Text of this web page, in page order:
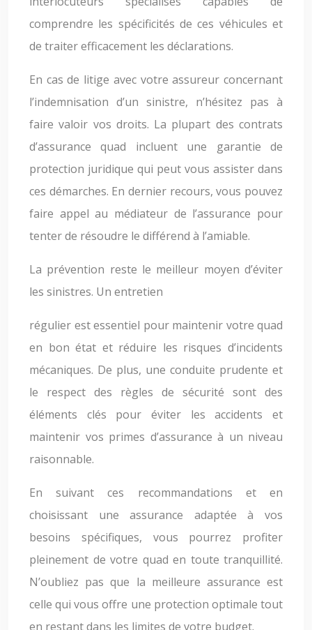
comprendre les spécificités de ces véhicules et
de traiter efficacement les déclarations.
En cas de litige avec votre assureur concernant
l’indemnisation d’un sinistre, n’hésitez pas à
faire valoir vos droits. La plupart des contrats
d’assurance quad incluent une garantie de
protection juridique qui peut vous assister dans
ces démarches. En dernier recours, vous pouvez
faire appel au médiateur de l’assurance pour
tenter de résoudre le différend à l’amiable.
La prévention reste le meilleur moyen d’éviter
les sinistres. Un entretien
régulier est essentiel pour maintenir votre quad
en bon état et réduire les risques d’incidents
mécaniques. De plus, une conduite prudente et
le respect des règles de sécurité sont des
éléments clés pour éviter les accidents et
maintenir vos primes d’assurance à un niveau
raisonnable.
En suivant ces recommandations et en
choisissant une assurance adaptée à vos
besoins spécifiques, vous pourrez profiter
pleinement de votre quad en toute tranquillité.
N’oubliez pas que la meilleure assurance est
celle qui vous offre une protection optimale tout
en restant dans les limites de votre budget.